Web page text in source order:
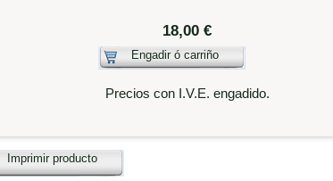
18,00 €
Engadir ó carriño
Precios con I.V.E. engadido.
Imprimir producto